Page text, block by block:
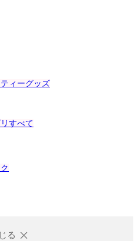
ィーグッズ
すべて
る